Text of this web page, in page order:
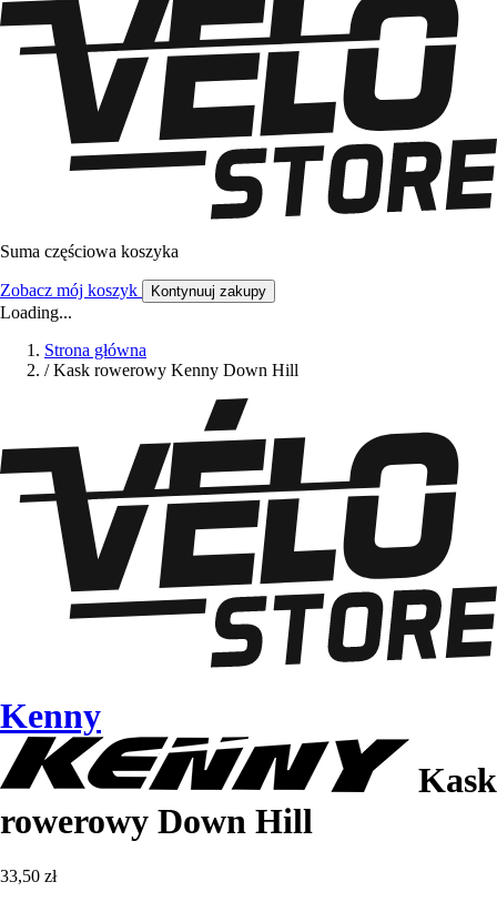
Suma częściowa koszyka
Zobacz mój koszyk Kontynuuj zakupy
Loading...
Strona główna
/ Kask rowerowy Kenny Down Hill
Kenny
Kask
rowerowy Down Hill
33,50 zł